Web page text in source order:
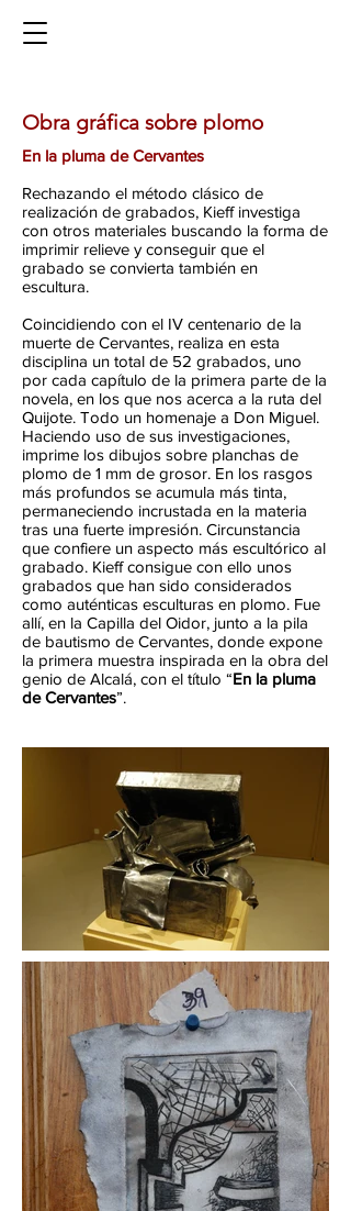
Obra gráfica sobre plomo
En la pluma de Cervantes
Rechazando el método clásico de
realización de grabados, Kieff investiga
con otros materiales buscando la forma de
imprimir relieve y conseguir que el
grabado se convierta también en
escultura.
Coincidiendo con el IV centenario de la
muerte de Cervantes, realiza en esta
disciplina un total de 52 grabados, uno
por cada capítulo de la primera parte de la
novela, en los que nos acerca a la ruta del
Quijote. Todo un homenaje a Don Miguel.
Haciendo uso de sus investigaciones,
imprime los dibujos sobre planchas de
plomo de 1 mm de grosor. En los rasgos
más profundos se acumula más tinta,
permaneciendo incrustada en la materia
tras una fuerte impresión. Circunstancia
que confiere un aspecto más escultórico al
grabado. Kieff consigue con ello unos
grabados que han sido considerados
como auténticas esculturas en plomo. Fue
allí, en la Capilla del Oidor, junto a la pila
de bautismo de Cervantes, donde expone
la primera muestra inspirada en la obra del
genio de Alcalá, con el título “En la pluma
de Cervantes”.